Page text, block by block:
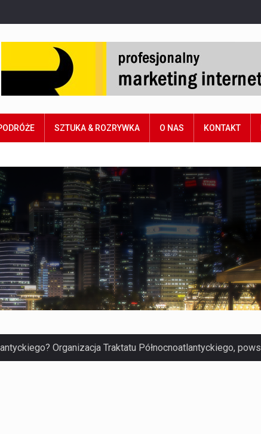
SZTUKA & ROZRYWKA O NAS KONTAKT